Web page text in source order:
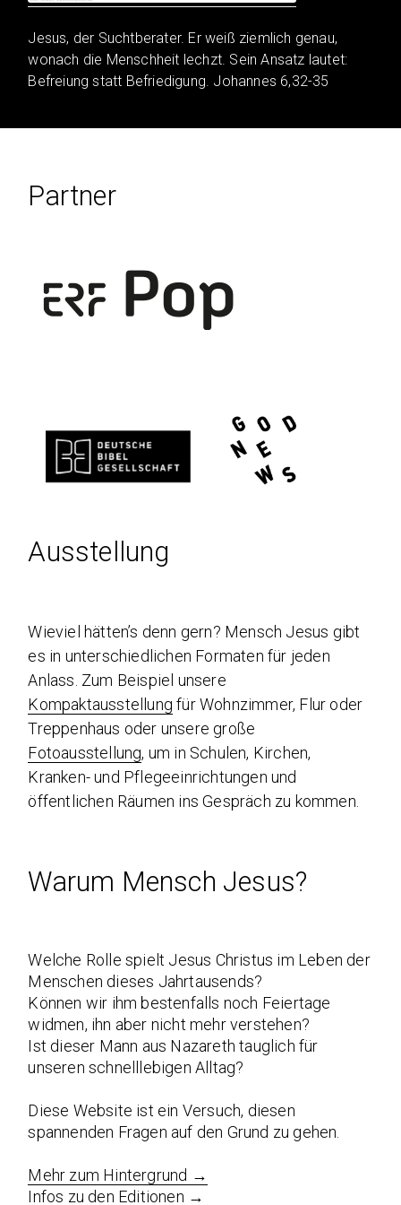
Jesus, der Suchtberater. Er weiß ziemlich genau,
wonach die Menschheit lechzt. Sein Ansatz lautet:
Befreiung statt Befriedigung. Johannes 6,32-35
Partner
Ausstellung
Wieviel hätten’s denn gern? Mensch Jesus gibt
es in unterschiedlichen Formaten für jeden
Anlass. Zum Beispiel unsere
Kompaktausstellung für Wohnzimmer, Flur oder
Treppenhaus oder unsere große
Fotoausstellung, um in Schulen, Kirchen,
Kranken- und Pflegeeinrichtungen und
öffentlichen Räumen ins Gespräch zu kommen.
Warum Mensch Jesus?
Welche Rolle spielt Jesus Christus im Leben der
Menschen dieses Jahrtausends?
Können wir ihm bestenfalls noch Feiertage
widmen, ihn aber nicht mehr verstehen?
Ist dieser Mann aus Nazareth tauglich für
unseren schnelllebigen Alltag?
Diese Website ist ein Versuch, diesen
spannenden Fragen auf den Grund zu gehen.
Mehr zum Hintergrund →
Infos zu den Editionen →